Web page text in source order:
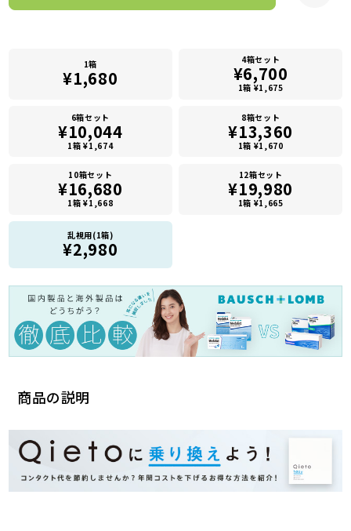
商品の説明
1箱
¥1,680
4箱セット
¥6,700
1箱 ¥1,675
6箱セット
¥10,044
1箱 ¥1,674
8箱セット
¥13,360
1箱 ¥1,670
10箱セット
¥16,680
1箱 ¥1,668
12箱セット
¥19,980
1箱 ¥1,665
乱視用(1箱)
¥2,980